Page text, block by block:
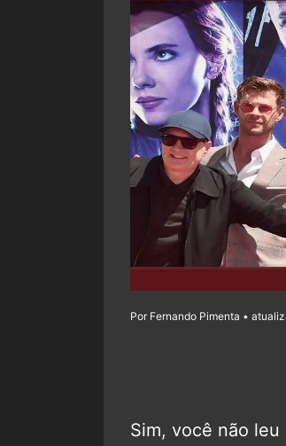
Por Fernando Pimenta •
Sim, você não